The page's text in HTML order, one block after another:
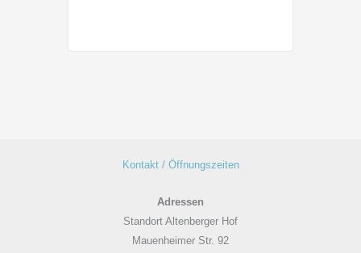
Kontakt / Öffnungszeiten
Adressen
Standort Altenberger Hof
Mauenheimer Str. 92